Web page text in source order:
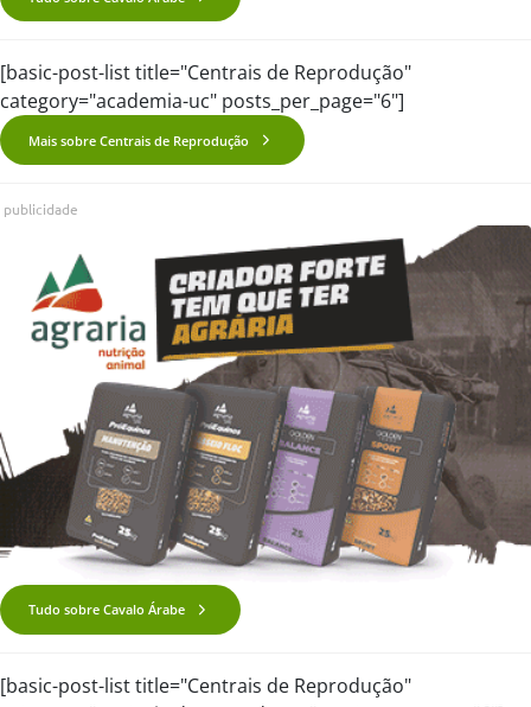
[basic-post-list title="Centrais de Reprodução"
category="academia-uc" posts_per_page="6"]
Mais sobre Centrais de Reprodução
publicidade
Tudo sobre Cavalo Árabe
[basic-post-list title="Centrais de Reprodução"